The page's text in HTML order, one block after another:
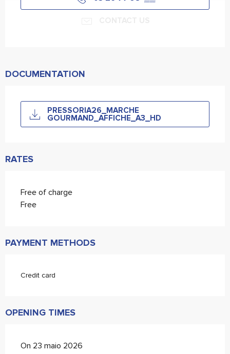
DOCUMENTATION
PRESSORIA26_MARCHE
GOURMAND_AFFICHE_A3_HD
RATES
Free of charge
Free
PAYMENT METHODS
Credit card
OPENING TIMES
On 23 maio 2026